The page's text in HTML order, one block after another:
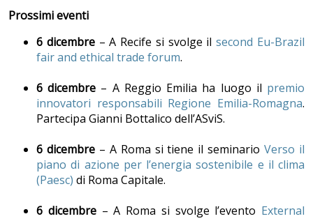
Prossimi eventi
6 dicembre– A Recife si svolge ilsecond Eu-Brazil
fair and ethical trade forum.
6 dicembre – A Reggio Emilia ha luogo il premio
innovatori responsabili Regione Emilia-Romagna.
Partecipa Gianni Bottalico dell’ASviS.
6 dicembre – A Roma si tiene il seminarioVerso il
piano di azione per l’energia sostenibile e il clima
(Paesc) di Roma Capitale.
6 dicembre – A Roma si svolge l’evento External